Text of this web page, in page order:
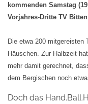
kommenden Samstag
Vorjahres-Dritte TV
Die etwa 200 mitgereisten
Häuschen. Zur Halbzeit
mehr damit gerechnet,
dem Bergischen noch
Doch das